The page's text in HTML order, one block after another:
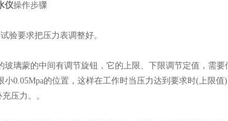
仪操作步骤
要求把压力表调整好。
蒙的中间有调节旋钮，它的上限、下限调节定值，需要
小0.05Mpa的位置，这样在工作时当压力达到要求时(上限
压力。。